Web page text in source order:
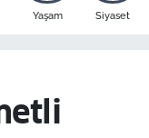
Yaşam Siyaset